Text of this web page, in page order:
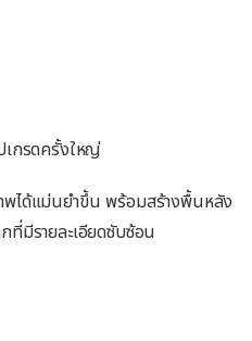
เกรดครั้งใหญ่
พได้แม่นยำขึ้น พร้อมสร้างพื้นหลัง
ที่มีรายละเอียดซับซ้อน